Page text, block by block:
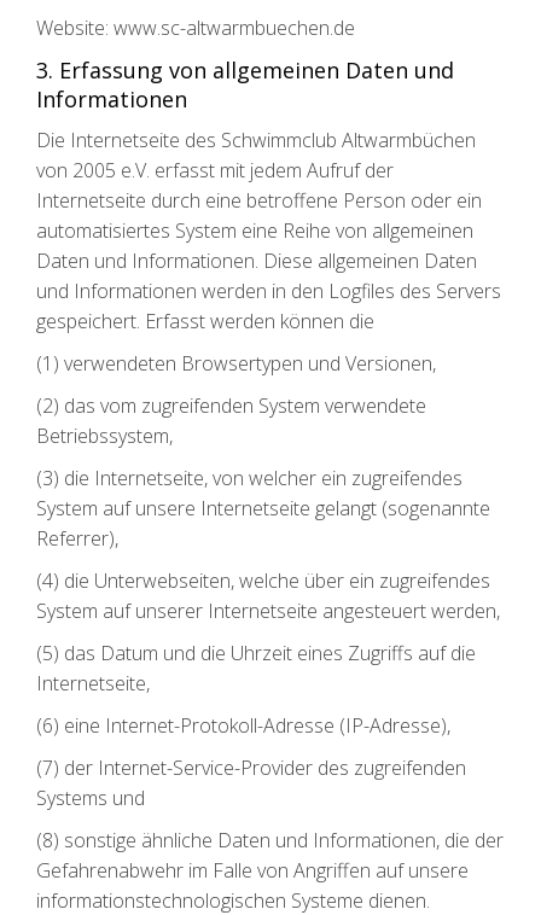
Website: www.sc-altwarmbuechen.de
3. Erfassung von allgemeinen Daten und
Informationen
Die Internetseite des Schwimmclub Altwarmbüchen
von 2005 e.V. erfasst mit jedem Aufruf der
Internetseite durch eine betroffene Person oder ein
automatisiertes System eine Reihe von allgemeinen
Daten und Informationen. Diese allgemeinen Daten
und Informationen werden in den Logfiles des Servers
gespeichert. Erfasst werden können die
(1) verwendeten Browsertypen und Versionen,
(2) das vom zugreifenden System verwendete
Betriebssystem,
(3) die Internetseite, von welcher ein zugreifendes
System auf unsere Internetseite gelangt (sogenannte
Referrer),
(4) die Unterwebseiten, welche über ein zugreifendes
System auf unserer Internetseite angesteuert werden,
(5) das Datum und die Uhrzeit eines Zugriffs auf die
Internetseite,
(6) eine Internet-Protokoll-Adresse (IP-Adresse),
(7) der Internet-Service-Provider des zugreifenden
Systems und
(8) sonstige ähnliche Daten und Informationen, die der
Gefahrenabwehr im Falle von Angriffen auf unsere
informationstechnologischen Systeme dienen.